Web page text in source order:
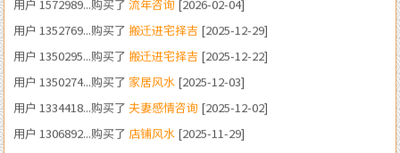
用户 1350295...购买了 搬迁进宅择吉[2025-12-22]
用户 1350274...购买了 家居风水[2025-12-03]
用户 1334418...购买了 夫妻感情咨询 [2025-12-02]
用户 1306892...购买了 店铺风水 [2025-11-29]
用户 1344468...购买了 搬迁进宅择吉 [2025-11-29]
用户 1321111...购买了 家居风水 [2025-11-25]